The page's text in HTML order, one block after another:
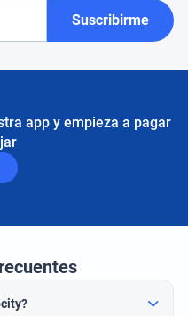
Suscribirme
app y empieza a pagar